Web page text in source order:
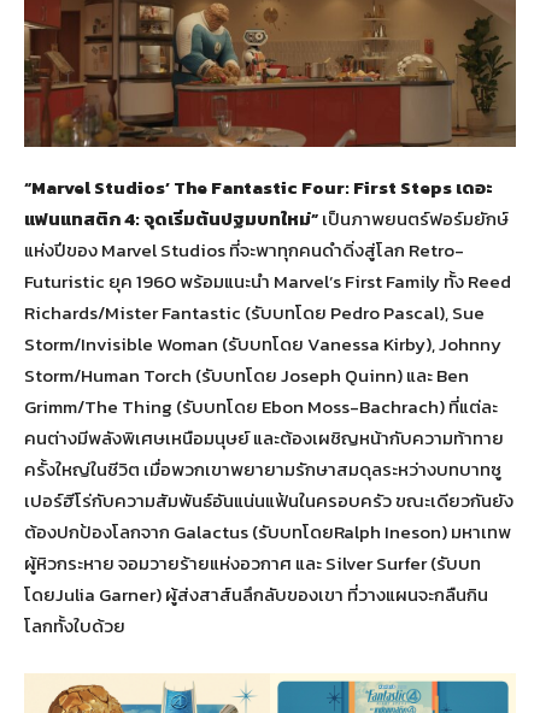
“Marvel Studios’ The Fantastic Four: First Steps เดอะ
แฟนแทสติก 4: จุดเริ่มต้นปฐมบทใหม่”เป็นภาพยนตร์ฟอร์มยักษ์
แห่งปีของ Marvel Studios ที่จะพาทุกคนดำดิ่งสู่โลก Retro-
Futuristic ยุค 1960 พร้อมแนะนำ Marvel’s First Family ทั้ง Reed
Richards/Mister Fantastic (รับบทโดย Pedro Pascal), Sue
Storm/Invisible Woman (รับบทโดย Vanessa Kirby), Johnny
Storm/Human Torch (รับบทโดย Joseph Quinn) และ Ben
Grimm/The Thing (รับบทโดย Ebon Moss-Bachrach) ที่แต่ละ
คนต่างมีพลังพิเศษเหนือมนุษย์ และต้องเผชิญหน้ากับความท้าทาย
ครั้งใหญ่ในชีวิต เมื่อพวกเขาพยายามรักษาสมดุลระหว่างบทบาทซู
เปอร์ฮีโร่กับความสัมพันธ์อันแน่นแฟ้นในครอบครัว ขณะเดียวกันยัง
ต้องปกป้องโลกจาก Galactus (รับบทโดยRalph Ineson) มหาเทพ
ผู้หิวกระหาย จอมวายร้ายแห่งอวกาศ และ Silver Surfer (รับบท
โดยJulia Garner) ผู้ส่งสาส์นลึกลับของเขา ที่วางแผนจะกลืนกิน
โลกทั้งใบด้วย